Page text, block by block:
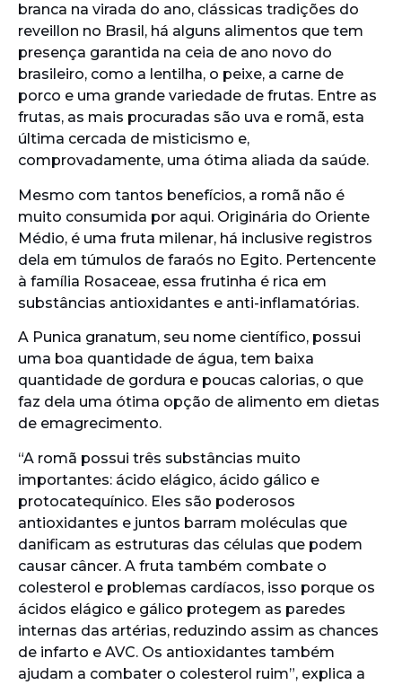
branca na virada do ano, clássicas tradições do
reveillon no Brasil, há alguns alimentos que tem
presença garantida na ceia de ano novo do
brasileiro, como a lentilha, o peixe, a carne de
porco e uma grande variedade de frutas. Entre as
frutas, as mais procuradas são uva e romã, esta
última cercada de misticismo e,
comprovadamente, uma ótima aliada da saúde.
Mesmo com tantos benefícios, a romã não é
muito consumida por aqui. Originária do Oriente
Médio, é uma fruta milenar, há inclusive registros
dela em túmulos de faraós no Egito. Pertencente
à família Rosaceae, essa frutinha é rica em
substâncias antioxidantes e anti-inflamatórias.
A Punica granatum, seu nome científico, possui
uma boa quantidade de água, tem baixa
quantidade de gordura e poucas calorias, o que
faz dela uma ótima opção de alimento em dietas
de emagrecimento.
“A romã possui três substâncias muito
importantes: ácido elágico, ácido gálico e
protocatequínico. Eles são poderosos
antioxidantes e juntos barram moléculas que
danificam as estruturas das células que podem
causar câncer. A fruta também combate o
colesterol e problemas cardíacos, isso porque os
ácidos elágico e gálico protegem as paredes
internas das artérias, reduzindo assim as chances
de infarto e AVC. Os antioxidantes também
ajudam a combater o colesterol ruim”, explica a